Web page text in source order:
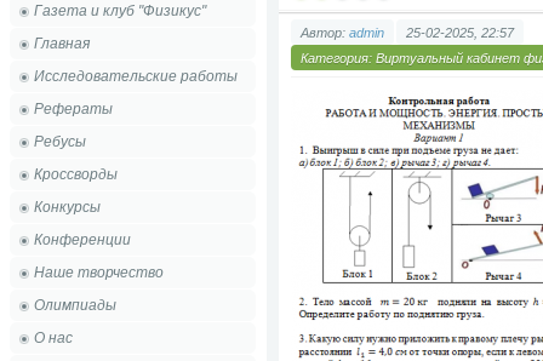
Газета и клуб "Физикус"
Главная
Исследовательские работы
Рефераты
Ребусы
Кроссворды
Конкурсы
Конференции
Наше творчество
Олимпиады
О нас
Автор: admin
25-02-2025, 22:57
Категория: Виртуальный кабинет